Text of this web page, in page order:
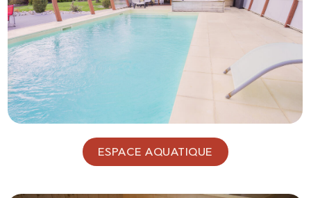
ESPACE AQUATIQUE